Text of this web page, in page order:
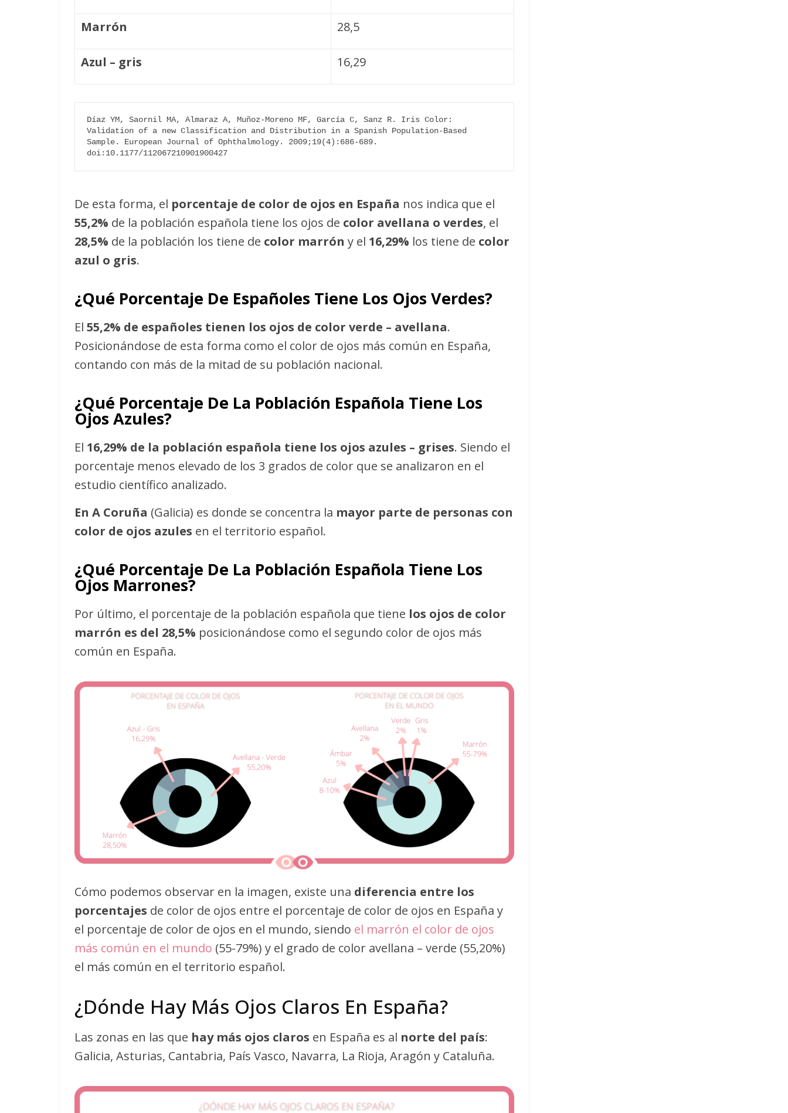
Marrón 28,5
Azul – gris 16,29
Díaz YM, Saornil MA, Almaraz A, Muñoz-Moreno MF, García C, Sanz R. Iris Color:
Validation of a new Classification and Distribution in a Spanish Population-Based
Sample. European Journal of Ophthalmology. 2009;19(4):686-689.
doi:10.1177/112067210901900427
De esta forma, el porcentaje de color de ojos en España nos indica que el
55,2% de la población española tiene los ojos de color avellana o verdes, el
28,5% de la población los tiene de color marrón y el 16,29% los tiene de color
azul o gris.
¿Qué Porcentaje De Españoles Tiene Los Ojos Verdes?
El 55,2% de españoles tienen los ojos de color verde – avellana.
Posicionándose de esta forma como el color de ojos más común en España,
contando con más de la mitad de su población nacional.
¿Qué Porcentaje De La Población Española Tiene Los
Ojos Azules?
El 16,29% de la población española tiene los ojos azules – grises. Siendo el
porcentaje menos elevado de los 3 grados de color que se analizaron en el
estudio científico analizado.
En A Coruña (Galicia) es donde se concentra la mayor parte de personas con
color de ojos azules en el territorio español.
¿Qué Porcentaje De La Población Española Tiene Los
Ojos Marrones?
Por último, el porcentaje de la población española que tiene los ojos de color
marrón es del 28,5% posicionándose como el segundo color de ojos más
común en España.
Cómo podemos observar en la imagen, existe una diferencia entre los
porcentajes de color de ojos entre el porcentaje de color de ojos en España y
el porcentaje de color de ojos en el mundo, siendo el marrón el color de ojos
más común en el mundo (55-79%) y el grado de color avellana – verde (55,20%)
el más común en el territorio español.
¿Dónde Hay Más Ojos Claros En España?
Las zonas en las que hay más ojos claros en España es al norte del país:
Galicia, Asturias, Cantabria, País Vasco, Navarra, La Rioja, Aragón y Cataluña.